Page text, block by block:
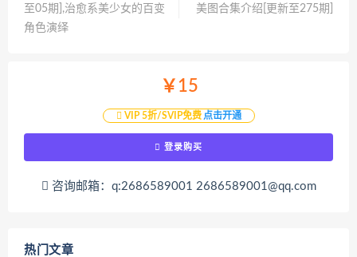
至05期],治愈系美少女的百变
角色演绎
美图合集介绍[更新至275期]
￥15
VIP 5折/SVIP免费 点击开通
登录购买
咨询邮箱：q:2686589001 2686589001@qq.com
热门文章